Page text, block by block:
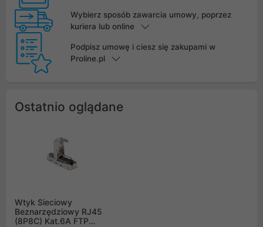
Wybierz sposób zawarcia umowy, poprzez
kuriera lub online
Podpisz umowę i ciesz się zakupami w
Proline.pl
Ostatnio oglądane
Wtyk Sieciowy
Beznarzędziowy RJ45
(8P8C) Kat.6A FTP